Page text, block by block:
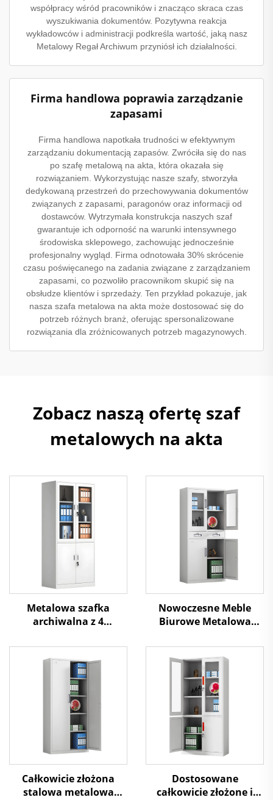
współpracy wśród pracowników i znacząco skraca czas
wyszukiwania dokumentów. Pozytywna reakcja
wykładowców i administracji podkreśla wartość, jaką nasz
Metalowy Regał Archiwum przyniósł ich działalności.
Firma handlowa poprawia zarządzanie
zapasami
Firma handlowa napotkała trudności w efektywnym
zarządzaniu dokumentacją zapasów. Zwróciła się do nas
po szafę metalową na akta, która okazała się
rozwiązaniem. Wykorzystując nasze szafy, stworzyła
dedykowaną przestrzeń do przechowywania dokumentów
związanych z zapasami, paragonów oraz informacji od
dostawców. Wytrzymała konstrukcja naszych szaf
gwarantuje ich odporność na warunki intensywnego
środowiska sklepowego, zachowując jednocześnie
profesjonalny wygląd. Firma odnotowała 30% skrócenie
czasu poświęcanego na zadania związane z zarządzaniem
zapasami, co pozwoliło pracownikom skupić się na
obsłudze klientów i sprzedaży. Ten przykład pokazuje, jak
nasza szafa metalowa na akta może dostosować się do
potrzeb różnych branż, oferując spersonalizowane
rozwiązania dla zróżnicowanych potrzeb magazynowych.
Zobacz naszą ofertę szaf
metalowych na akta
Metalowa szafka
archiwalna z 4
szklanymi i dolnymi
stalowymi, do
przechowywania w
biurze
Nowoczesne Meble
Biurowe Metalowa
Garażu Stalowe Szafy z
Półkami, Zamek do
Szpitala, Garażu, Biura
Całkowicie złożona
stalowa metalowa
Dostosowane
całkowicie złożone i